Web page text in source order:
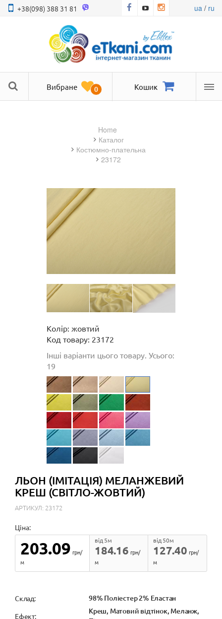
+38(098) 388 31 81 ua/ ru
Вибране 0 Кошик
Home
Каталог
костюмно-плательна
23172
Колір: жовтий
Код товару: 23172
Інші варіанти цього товару. Усього:
19
ЛЬОН (ІМІТАЦІЯ) МЕЛАНЖЕВИЙ
КРЕШ (СВІТЛО-ЖОВТИЙ)
АРТИКУЛ: 23172
Ціна:
203.09 грн/
м
184.16
від 5м
грн/
м
127.40
від 50м
грн/
м
Cклад: 98% Поліестер 2% Еластан
Ефект:
Креш, Матовий відтінок, Меланж,